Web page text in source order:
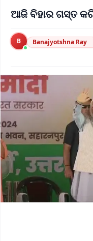
ଆଜି ବିହାର ଗସ୍ତ
B Banajyotshna Ray